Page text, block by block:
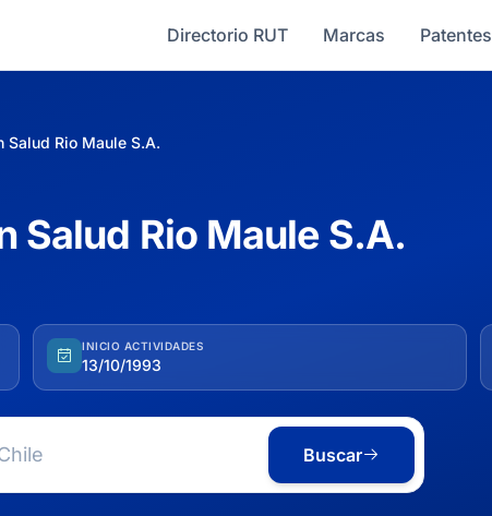
Directorio RUT Marcas Patentes
Salud Rio Maule S.A.
Salud Rio Maule S.A.
INICIO ACTIVIDADES
13/10/1993
Buscar